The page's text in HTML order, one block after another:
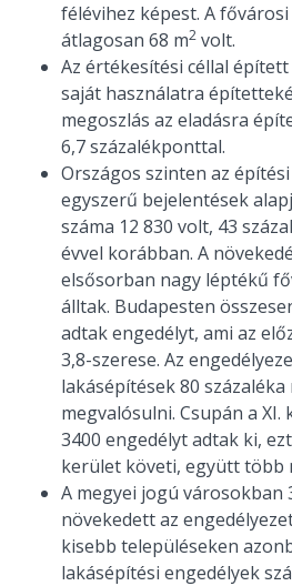
félévihez képest. A
átlagosan 68 m2 volt.
Az értékesítési céllal
saját használatra
megoszlás az eladásra
6,7 százalékponttal.
Országos szinten az
egyszerű bejelentések
száma 12 830 volt, 43
évvel korábban. A
elsősorban nagy léptékű
álltak. Budapesten
adtak engedélyt, ami az
3,8-szerese. Az
lakásépítések 80
megvalósulni. Csupán a
3400 engedélyt adtak ki, ezt
kerület követi, együtt több
A megyei jogú városokban
növekedett az
kisebb településeken
lakásépítési engedélyek